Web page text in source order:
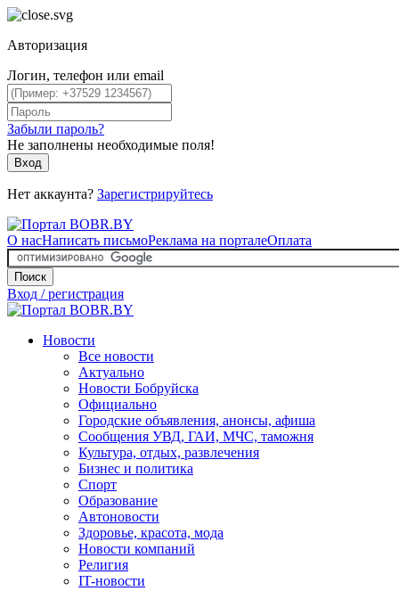
Авторизация
Логин, телефон или email
Забыли пароль?
Не заполнены необходимые поля!
Вход
Нет аккаунта? Зарегистрируйтесь
О насНаписать письмоРеклама на порталеОплата
Поиск
Вход / регистрация
Новости
Все новости
Актуально
Новости Бобруйска
Официально
Городские объявления, анонсы, афиша
Сообщения УВД, ГАИ, МЧС, таможня
Культура, отдых, развлечения
Бизнес и политика
Спорт
Образование
Автоновости
Здоровье, красота, мода
Новости компаний
Религия
IT-новости